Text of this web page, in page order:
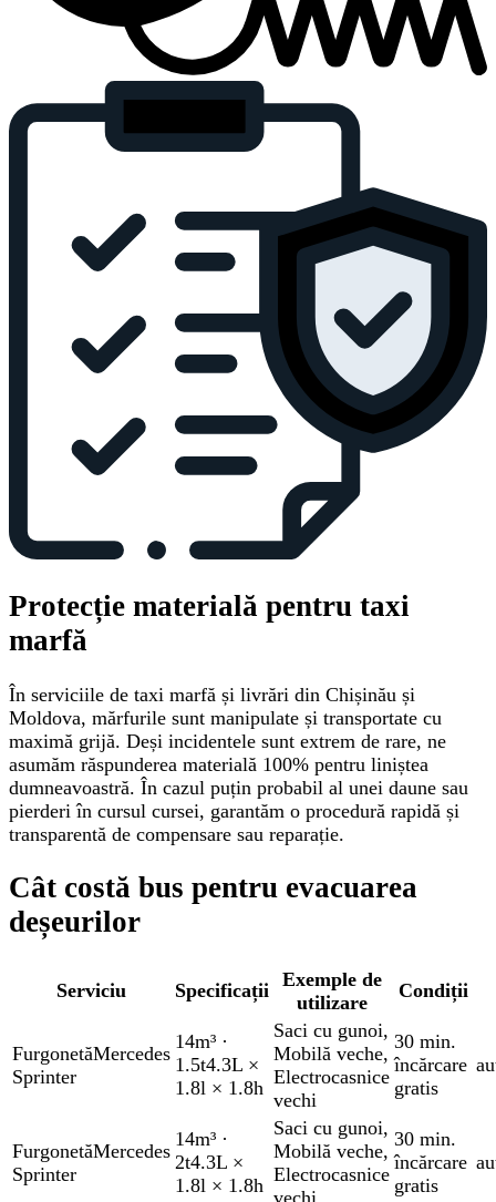
Protecție materială pentru taxi
marfă
În serviciile de taxi marfă și livrări din Chișinău și
Moldova, mărfurile sunt manipulate și transportate cu
maximă grijă. Deși incidentele sunt extrem de rare, ne
asumăm răspunderea materială 100% pentru liniștea
dumneavoastră. În cazul puțin probabil al unei daune sau
pierderi în cursul cursei, garantăm o procedură rapidă și
transparentă de compensare sau reparație.
Cât costă bus pentru evacuarea
deșeurilor
Serviciu Specificații
Exemple de
utilizare
Condiții
FurgonetăMercedes
Sprinter
14m³ ·
1.5t4.3L ×
1.8l × 1.8h
Saci cu gunoi,
Mobilă veche,
Electrocasnice
vechi
30 min.
încărcare
gratis
FurgonetăMercedes
Sprinter
14m³ ·
2t4.3L ×
1.8l × 1.8h
Saci cu gunoi,
Mobilă veche,
Electrocasnice
vechi
30 min.
încărcare
gratis